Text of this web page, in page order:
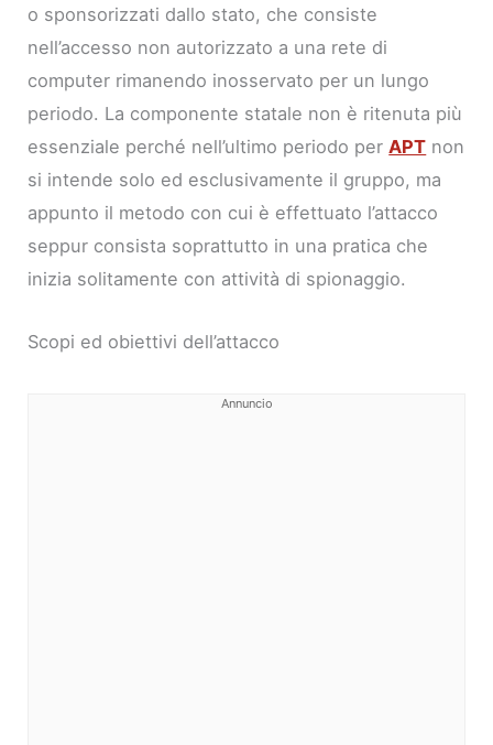
o sponsorizzati dallo stato, che consiste
nell’accesso non autorizzato a una rete di
computer rimanendo inosservato per un lungo
periodo. La componente statale non è ritenuta più
essenziale perché nell’ultimo periodo perAPT non
si intende solo ed esclusivamente il gruppo, ma
appunto il metodo con cui è effettuato l’attacco
seppur consista soprattutto in una pratica che
inizia solitamente con attività di spionaggio.
Scopi ed obiettivi dell’attacco
Annuncio